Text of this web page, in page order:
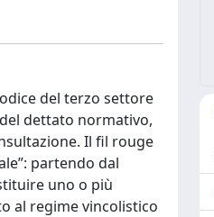
del terzo settore
dettato normativo,
Il fil rouge
partendo dal
uno o più
al regime vincolistico